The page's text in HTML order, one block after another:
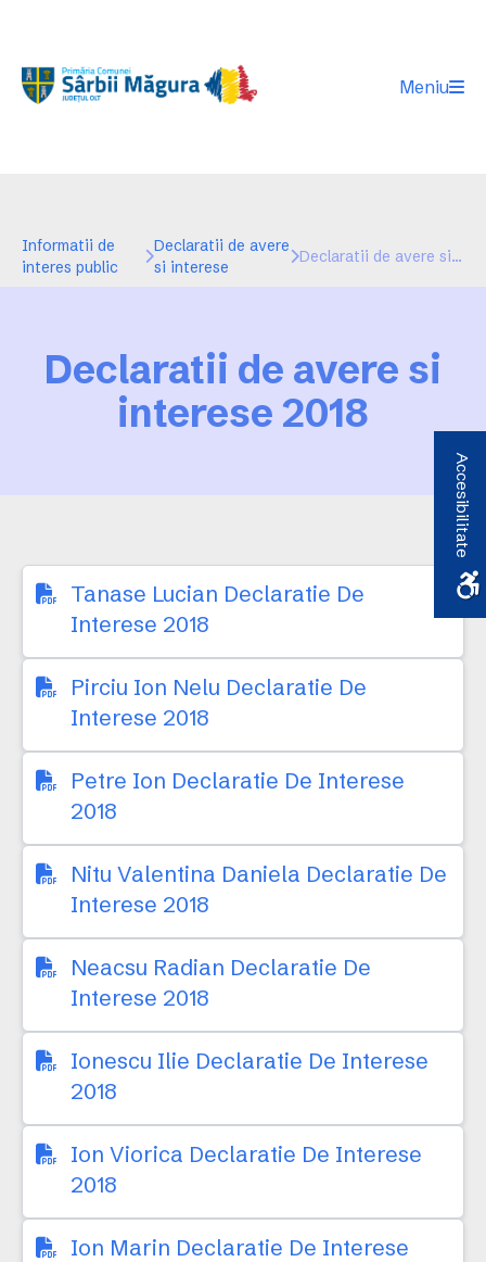
Meniu
Informatii de
interes public
Declaratii de avere
si interese
Declaratii de avere si interese 2018
Declaratii de avere si
interese 2018
Tanase Lucian Declaratie De
Interese 2018
Pirciu Ion Nelu Declaratie De
Interese 2018
Petre Ion Declaratie De Interese
2018
Nitu Valentina Daniela Declaratie De
Interese 2018
Neacsu Radian Declaratie De
Interese 2018
Ionescu Ilie Declaratie De Interese
2018
Ion Viorica Declaratie De Interese
2018
Ion Marin Declaratie De Interese
Accesibilitate